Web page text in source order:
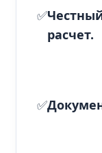
✅
расчет.
✅